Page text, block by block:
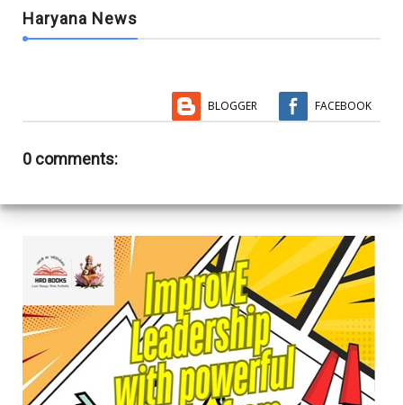
Haryana News
BLOGGER FACEBOOK
0 comments: